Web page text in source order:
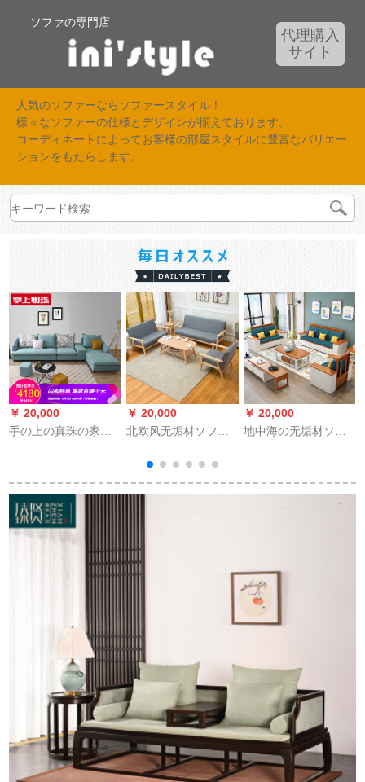
ソファの専門店
代理購入
サイト
人気のソファーならソファースタイル！
様々なソファーの仕様とデザインが揃えております。
コーディネートによってお客様の部屋スタイルに豊富なバリエー
ションをもたらします。
￥ 20,000
手の上の真珠の家と
の客间は简単に手の
ついたソウサァの组
み合わせです。
￥ 20,000
北欧风无垢材ソファ
ピファァァ·セト赁贷
住宅マン3人挂けソウ
+1人挂けけけ
￥ 20,000
地中海の无垢材ソフ
ートで3人が挂けてい
ます。角の小さい家
合わせです。冬と夏
の大気四人+gif【物持
ちタス】の组み合わ
せです。